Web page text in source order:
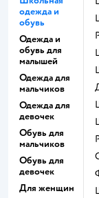
одежда и
обувь
Одежда и
обувь для
малышей
Одежда для
мальчиков
Одежда для
девочек
Обувь для
мальчиков
Обувь для
девочек
Для женщин